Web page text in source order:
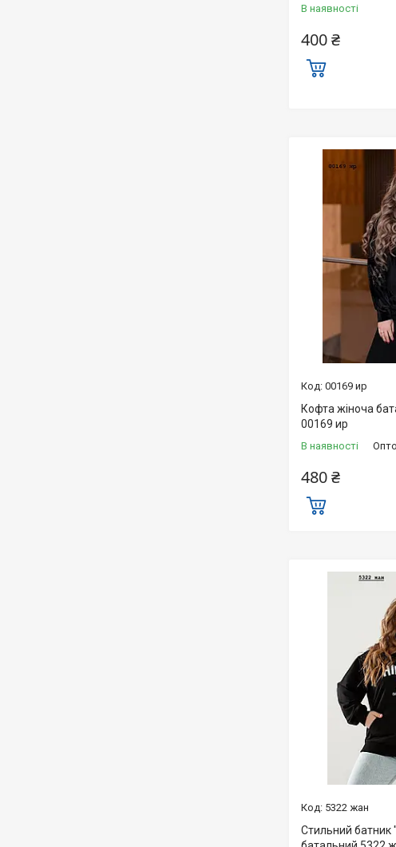
В наявності
400 ₴
00169 ир
Кофта жіноча
00169 ир
В наявності
480 ₴
5322 жан
Стильний батник